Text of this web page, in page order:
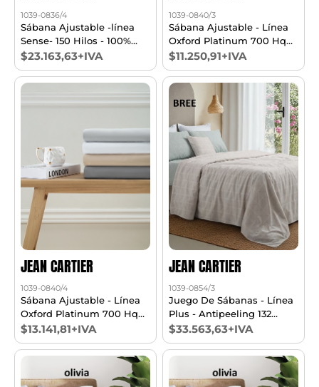
1039-0836/4
Sábana Ajustable -línea
Sense- 150 Hilos - 100%
Algodón King
$23.163,63+IVA
1039-0840/3
Sábana Ajustable - Línea
Oxford Platinum 700 Hq
Queen
$11.250,91+IVA
JEAN CARTIER
1039-0840/4
Sábana Ajustable - Línea
Oxford Platinum 700 Hq
King
$13.141,81+IVA
JEAN CARTIER
1039-0854/3
Juego De Sábanas - Línea
Plus - Antipeeling 132
Hilos 2 1/2 Pl
$33.563,63+IVA